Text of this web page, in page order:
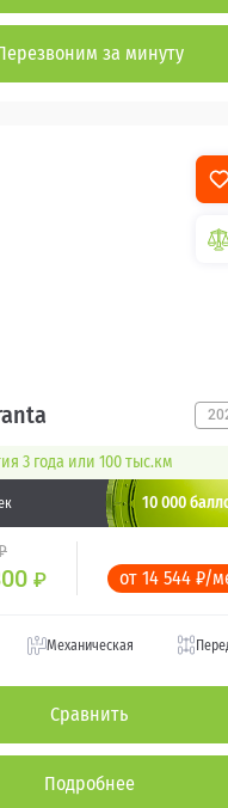
за минуту
3 года или 100 тыс.км
10 000
₽ от 14 544 ₽/
Механическая
Сравнить
Подробнее